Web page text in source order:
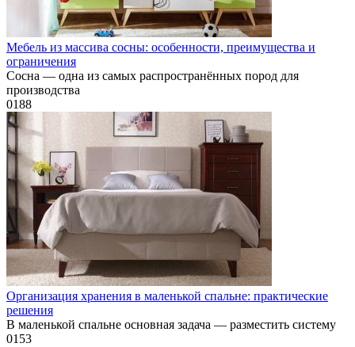
Мебель из массива сосны: особенности, преимущества и
ограничения
Сосна — одна из самых распространённых пород для
производства
0188
Организация хранения в маленькой спальне: практические
решения
В маленькой спальне основная задача — разместить систему
0153